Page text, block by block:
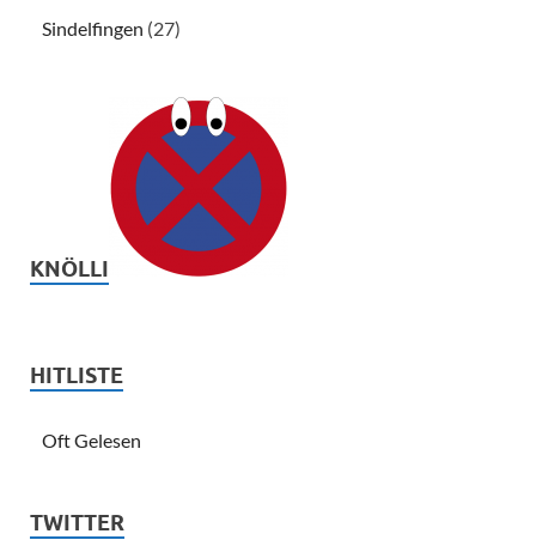
Sindelfingen (27)
KNÖLLI
HITLISTE
Oft Gelesen
TWITTER